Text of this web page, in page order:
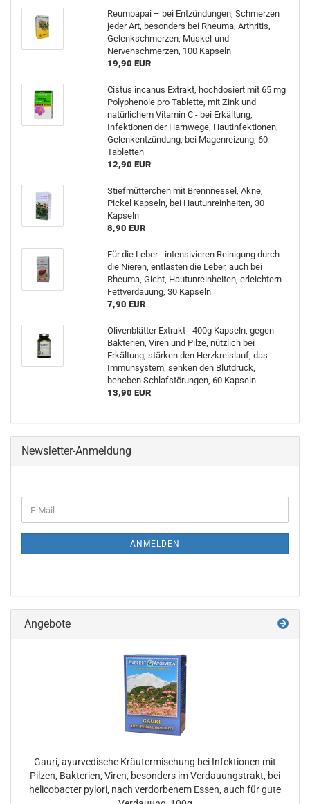
Reumpapai – bei Entzündungen, Schmerzen
jeder Art, besonders bei Rheuma, Arthritis,
Gelenkschmerzen, Muskel-und
Nervenschmerzen, 100 Kapseln
19,90 EUR
Cistus incanus Extrakt, hochdosiert mit 65 mg
Polyphenole pro Tablette, mit Zink und
natürlichem Vitamin C - bei Erkältung,
Infektionen der Harnwege, Hautinfektionen,
Gelenkentzündung, bei Magenreizung, 60
Tabletten
12,90 EUR
Stiefmütterchen mit Brennnessel, Akne,
Pickel Kapseln, bei Hautunreinheiten, 30
Kapseln
8,90 EUR
Für die Leber - intensivieren Reinigung durch
die Nieren, entlasten die Leber, auch bei
Rheuma, Gicht, Hautunreinheiten, erleichtern
Fettverdauung, 30 Kapseln
7,90 EUR
Olivenblätter Extrakt - 400g Kapseln, gegen
Bakterien, Viren und Pilze, nützlich bei
Erkältung, stärken den Herzkreislauf, das
Immunsystem, senken den Blutdruck,
beheben Schlafstörungen, 60 Kapseln
13,90 EUR
Newsletter-Anmeldung
E-
Mail
ANMELDEN
Angebote
Gauri, ayurvedische Kräutermischung bei Infektionen mit
Pilzen, Bakterien, Viren, besonders im Verdauungstrakt, bei
helicobacter pylori, nach verdorbenem Essen, auch für gute